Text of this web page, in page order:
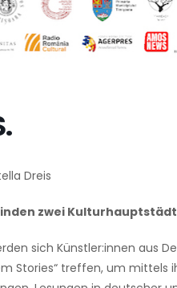
Dreis
zwei
sich Künstler:innen aus
Stories“ treffen, um mittels